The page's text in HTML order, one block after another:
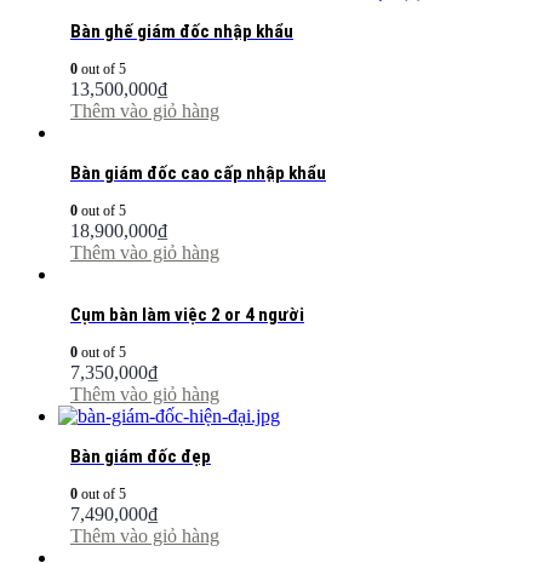
Bàn ghế giám đốc nhập khẩu
0 out of 5
13,500,000₫
Thêm vào giỏ hàng
Bàn giám đốc cao cấp nhập khẩu
0 out of 5
18,900,000₫
Thêm vào giỏ hàng
Cụm bàn làm việc 2 or 4 người
0 out of 5
7,350,000₫
Thêm vào giỏ hàng
Bàn giám đốc đẹp
0 out of 5
7,490,000₫
Thêm vào giỏ hàng